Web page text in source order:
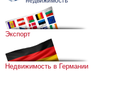
Экспорт
Недвижимость в Германии